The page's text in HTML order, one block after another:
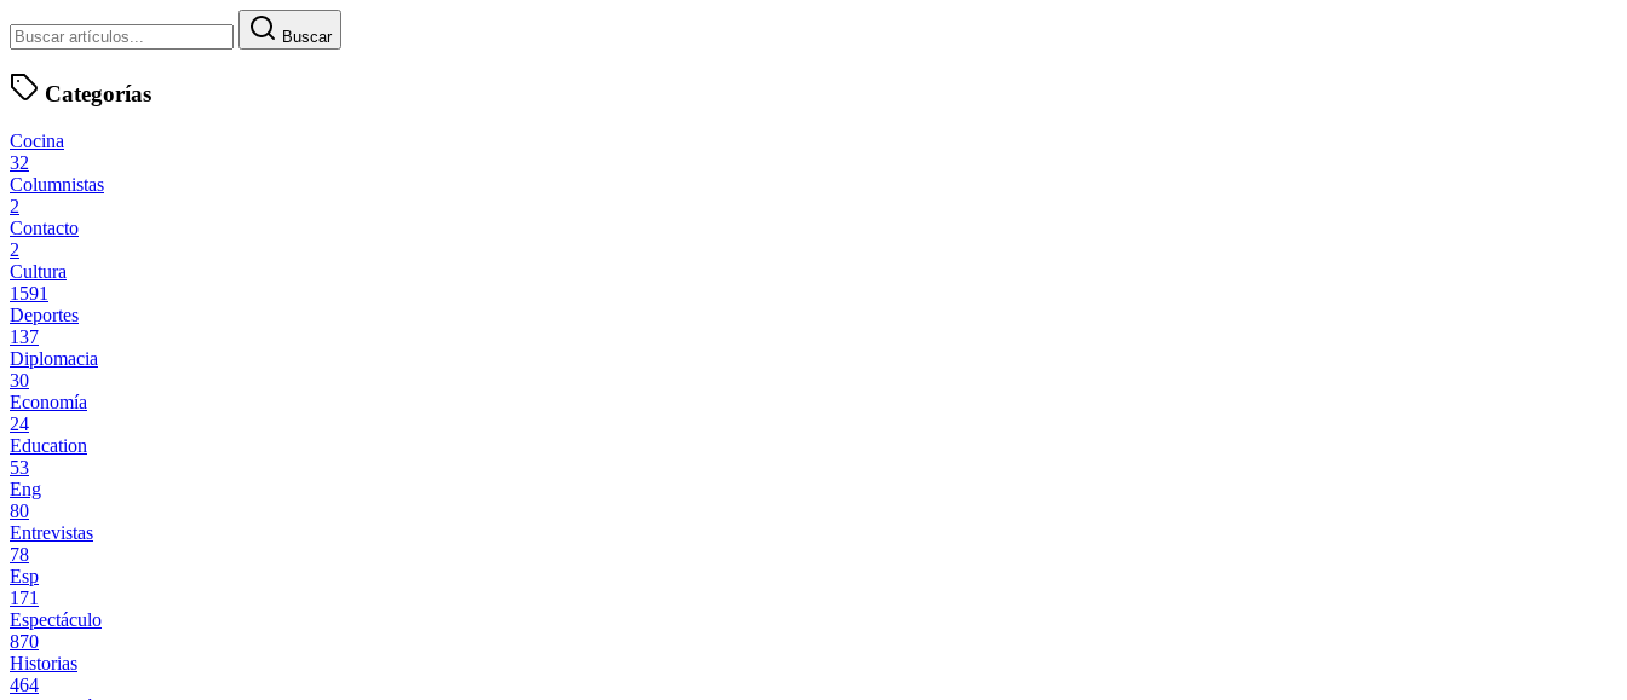
Buscar
Categorías
Cocina
32
Columnistas
2
Contacto
2
Cultura
1591
Deportes
137
Diplomacia
30
Economía
24
Education
53
Eng
80
Entrevistas
78
Esp
171
Espectáculo
870
Historias
464